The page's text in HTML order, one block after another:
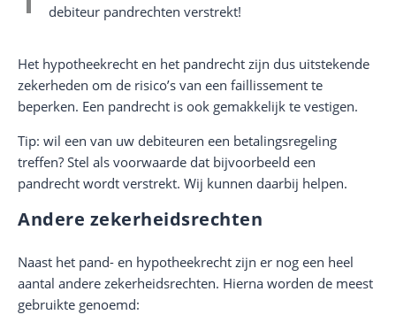
debiteur pandrechten verstrekt!
Het hypotheekrecht en het pandrecht zijn dus uitstekende
zekerheden om de risico’s van een faillissement te
beperken. Een pandrecht is ook gemakkelijk te vestigen.
Tip: wil een van uw debiteuren een betalingsregeling
treffen? Stel als voorwaarde dat bijvoorbeeld een
pandrecht wordt verstrekt. Wij kunnen daarbij helpen.
Andere zekerheidsrechten
Naast het pand- en hypotheekrecht zijn er nog een heel
aantal andere zekerheidsrechten. Hierna worden de meest
gebruikte genoemd: